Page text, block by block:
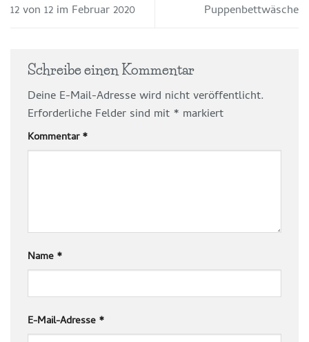
12 von 12 im Februar 2020 Puppenbettwäsche
Schreibe einen Kommentar
Deine E-Mail-Adresse wird nicht veröffentlicht.
Erforderliche Felder sind mit * markiert
Kommentar*
Name *
E-Mail-Adresse *